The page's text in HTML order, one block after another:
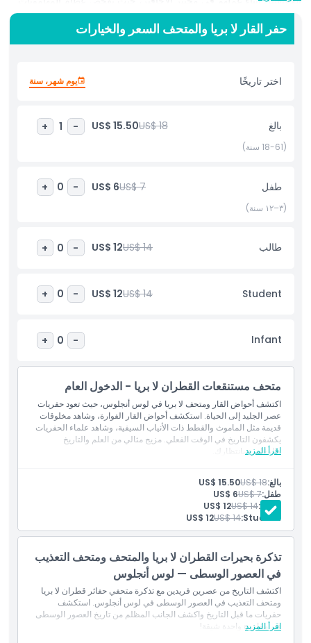
والقطط النابية والذئاب العملاقة والكسلان العملاق بعناية وتُرمم. تساعد
المعارض التفاعلية والنماذج بالحجم الطبيعي على إحياء عصر الجليد، مما
يجعلها واحدة من أفضل التجارب التعليمية في لوس أنجلوس للعائلات
التي لا تزال تغلي وزيارة مشروع 23، حيث يواصل العلماء اكتشاف آلاف
الأحافير من الحفريات الحديثة. يقدم هذا المتحف العملي مقاطع فيديو
الذي تُجرى فيه الاكتشافات. بمزيجه من العلم والتاريخ والتعلم التفاعلي،
فإن حفر القار لا بريا ليس مجرد متحف بل موقع بحثي حي في وسط
المدينة. مثالي لأي شخص مهتم بعلم الحفريات أو الحياة ما قبل التاريخ أو
والمتحف تجربة لا تُنسى تمزج بين الاكتشاف والمغامرة والاستكشاف
العلمي.
ساعات العمل
ما يجب معرفته
كيفية الوصول إلى هناك
كيفية الاسترداد
سياسة الإلغاء
حفر القار لا بريا والمتحف السعر والخيارات
اختر تاريخًا يوم شهر، سنة
بالغ US$ 18
US$ 15.50
-
1
+
(18-61 سنة)
طفل US$ 7
US$ 6
-
0
+
(٣–١٢ سنة)
طالب US$ 14
US$ 12
-
0
+
Student
US$ 14
US$ 12
-
0
+
Infant
-
0
+
متحف مستنقعات القطران لا بريا - الدخول العام
اكتشف أحواض القار ومتحف لا بريا في لوس أنجلوس، حيث تعود حفريات
عصر الجليد إلى الحياة. استكشف أحواض القار الفوارة، وشاهد مخلوقات
قديمة مثل الماموث والقطط ذات الأنياب السيفية، وشاهد علماء الحفريات
يكشفون التاريخ في الوقت الفعلي. مزيج مثالي من العلم والتاريخ
والمغامرة بانتظارك.
اقرأ المزيد
بالغ:US$ 18
US$ 15.50
طفل:US$ 7
US$ 6
طالب:US$ 14
US$ 12
Student:
US$ 14
US$ 12
تذكرة بحيرات القطران لا بريا والمتحف ومتحف التعذيب
في العصور الوسطى — لوس أنجلوس
اكتشف التاريخ من عصرين فريدين مع تذكرة متحفي حفائر قطران لا بريا
ومتحف التعذيب في العصور الوسطى في لوس أنجلوس. استكشف
حفريات ما قبل التاريخ واكشف الجانب المظلم من تاريخ العصور الوسطى
في مغامرة واحدة شيقة!
اقرأ المزيد